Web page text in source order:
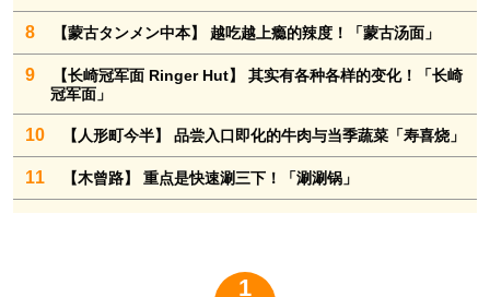
8 【蒙古タンメン中本】 越吃越上瘾的辣度！「蒙古汤面」
9
【长崎冠军面 Ringer Hut】 其实有各种各样的变化！「长崎
冠军面」
10 【人形町今半】 品尝入口即化的牛肉与当季蔬菜「寿喜烧」
11 【木曾路】 重点是快速涮三下！「涮涮锅」